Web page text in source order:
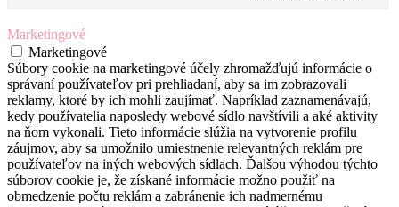
Marketingové
Marketingové
Súbory cookie na marketingové účely zhromažďujú informácie o
správaní používateľov pri prehliadaní, aby sa im zobrazovali
reklamy, ktoré by ich mohli zaujímať. Napríklad zaznamenávajú,
kedy používatelia naposledy webové sídlo navštívili a aké aktivity
na ňom vykonali. Tieto informácie slúžia na vytvorenie profilu
záujmov, aby sa umožnilo umiestnenie relevantných reklám pre
používateľov na iných webových sídlach. Ďalšou výhodou týchto
súborov cookie je, že získané informácie možno použiť na
obmedzenie počtu reklám a zabránenie ich nadmernému